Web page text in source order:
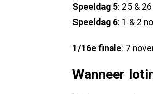
Speeldag 5: 25 &
Speeldag 6: 1 & 2
1/16e finale: 7
Wanneer